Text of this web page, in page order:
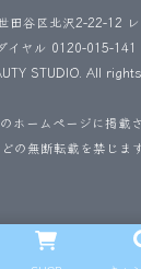
田谷区北沢2-22-12
イヤル 0120-015-141
STUDIO. All
ホームページに掲載
の無断転載を禁じます